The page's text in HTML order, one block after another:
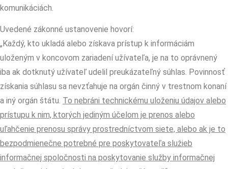
komunikáciách.
Uvedené zákonné ustanovenie hovorí:
„Každý, kto ukladá alebo získava prístup k informáciám
uloženým v koncovom zariadení užívateľa, je na to oprávnený
iba ak dotknutý užívateľ udelil preukázateľný súhlas. Povinnosť
získania súhlasu sa nevzťahuje na orgán činný v trestnom konaní
a iný orgán štátu. To nebráni technickému uloženiu údajov alebo
prístupu k nim, ktorých jediným účelom je prenos alebo
uľahčenie prenosu správy prostredníctvom siete, alebo ak je to
bezpodmienečne potrebné pre poskytovateľa služieb
informačnej spoločnosti na poskytovanie služby informačnej